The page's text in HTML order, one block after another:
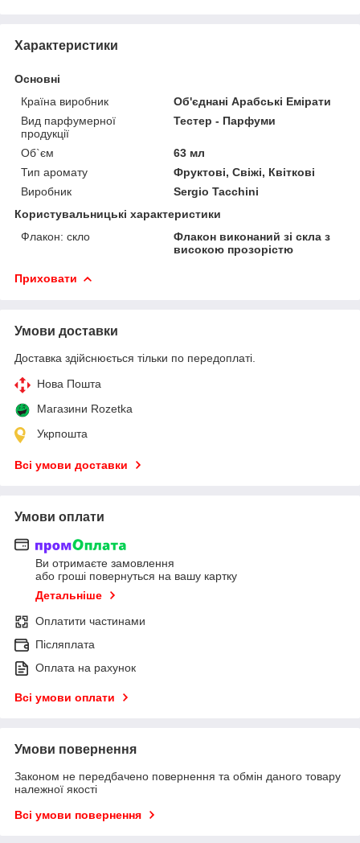
Характеристики
Основні
Країна виробник
Об'єднані Арабські Емірати
Вид парфумерної
продукції
Тестер - Парфуми
Об`єм
63 мл
Тип аромату
Фруктові, Свіжі, Квіткові
Виробник
Sergio Tacchini
Користувальницькі характеристики
Флакон: скло
Флакон виконаний зі скла з
високою прозорістю
Приховати
Умови доставки
Доставка здійснюється тільки по передоплаті.
Нова Пошта
Магазини Rozetka
Укрпошта
Всі умови доставки
Умови оплати
Ви отримаєте замовлення
або гроші повернуться на вашу картку
Детальніше
Оплатити частинами
Післяплата
Оплата на рахунок
Всі умови оплати
Умови повернення
Законом не передбачено повернення та обмін даного товару
належної якості
Всі умови повернення